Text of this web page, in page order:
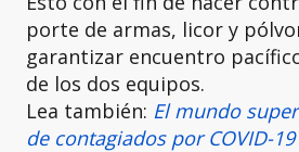
porte de armas, licor y
garantizar encuentro
de los dos equipos.
Lea también: El mundo
de contagiados por COVID-19